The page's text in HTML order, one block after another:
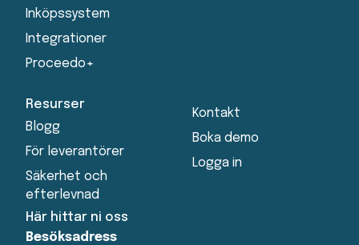
Inköpssystem
Integrationer
Proceedo+
Resurser
Blogg
För leverantörer
Säkerhet och
efterlevnad
Kontakt
Boka demo
Logga in
Här hittar ni oss
Besöksadress